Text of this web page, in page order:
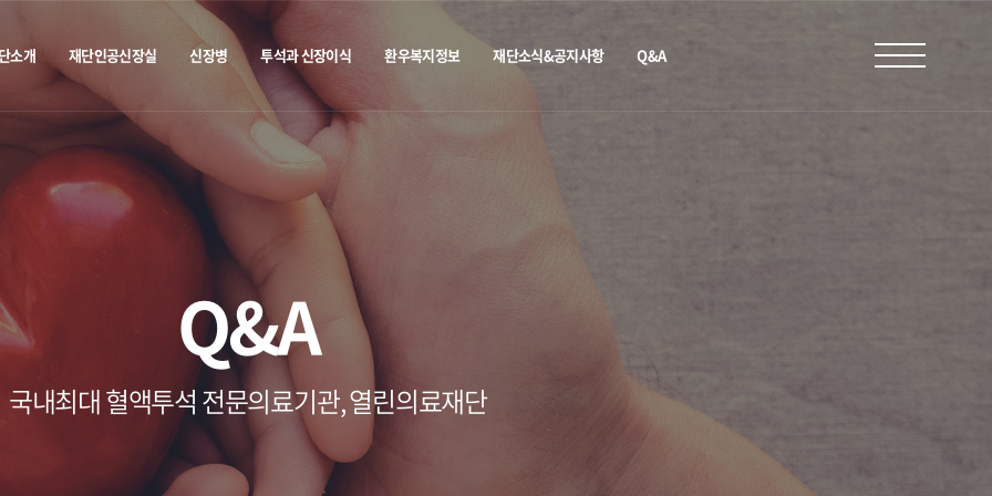
소개 재단인공신장실 신장병 투석과 신장이식 환우복지정보 재단소식&공지사항 Q&A
Q&A
국내최대 혈액투석 전문의료기관, 열린의료재단